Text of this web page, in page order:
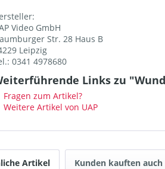
Video GmbH
Str. 28 Haus B
Leipzig
0341 4978680
Links zu
Fragen zum Artikel?
Weitere Artikel von UAP
Artikel Kunden kauften auch